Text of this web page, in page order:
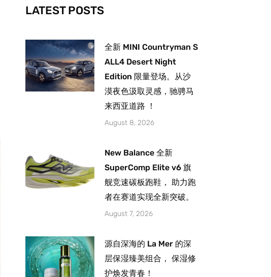
-
f
m
LATEST POSTS
全新 MINI Countryman S
ALL4 Desert Night
Edition 限量登场。从沙
漠夜色汲取灵感，驰骋马
来西亚道路 ！
August 8, 2026
New Balance 全新
SuperComp Elite v6 旗
舰竞速碳板跑鞋， 助力跑
者在赛道实现全新突破。
August 7, 2026
源自深海的 La Mer 的深
层保湿臻美组合， 保湿修
护焕发青春！